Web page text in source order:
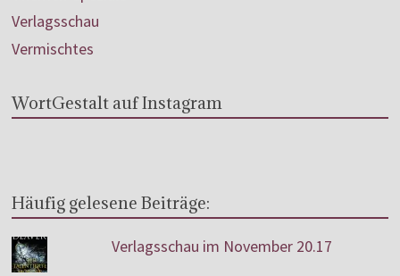
Verlagsschau
Vermischtes
WortGestalt auf Instagram
Häufig gelesene Beiträge:
Verlagsschau im November 20.17